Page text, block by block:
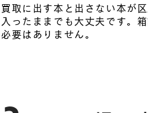
買取に出す本と出さない本が
入ったままでも大丈夫です。
必要はありません。